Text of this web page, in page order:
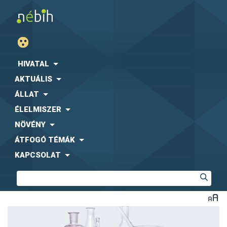
HIVATAL
AKTUÁLIS
ÁLLAT
ÉLELMISZER
NÖVÉNY
ÁTFOGÓ TÉMÁK
KAPCSOLAT